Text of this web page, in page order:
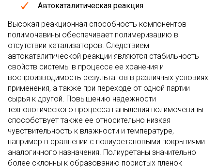
Автокаталитическая реакция
Высокая реакционная способность компонентов
полимочевины обеспечивает полимеризацию в
отсутствии катализаторов. Следствием
автокаталитической реакции являются стабильность
свойств системы в процессе ее хранения и
воспроизводимость результатов в различных условиях
применения, а также при переходе от одной партии
сырья к другой. Повышению надежности
технологического процесса напыления полимочевины
способствует также ее относительно низкая
чувствительность к влажности и температуре,
например в сравнении с полиуретановыми покрытиями
аналогичного назначения. Полиуретаны значительно
более склонны к образованию пористых пленок